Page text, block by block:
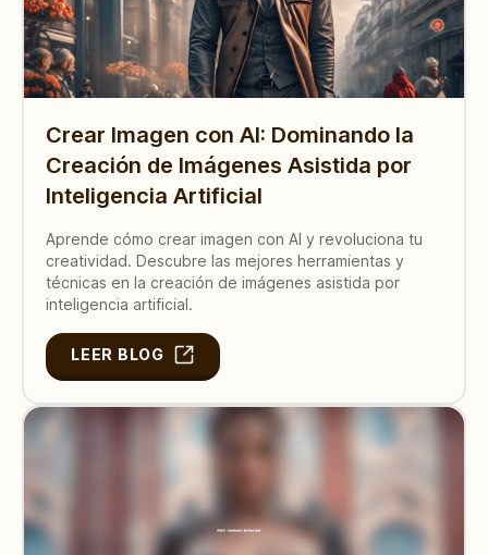
Crear Imagen con AI: Dominando la
Creación de Imágenes Asistida por
Inteligencia Artificial
Aprende cómo crear imagen con AI y revoluciona tu
creatividad. Descubre las mejores herramientas y
técnicas en la creación de imágenes asistida por
inteligencia artificial.
LEER BLOG